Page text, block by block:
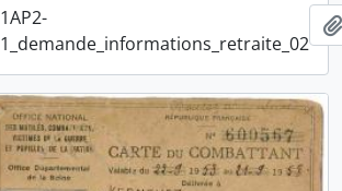
1AP2-
1_demande_informations_retraite_02